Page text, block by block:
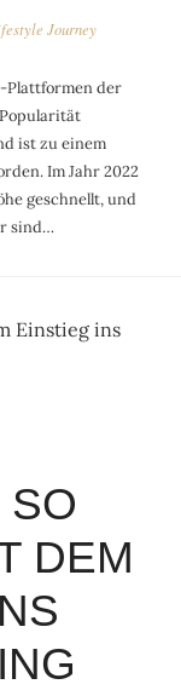
Journey
Plattformen der
ist zu einem
Im Jahr 2022
geschnellt, und
sind…
SO
DEM